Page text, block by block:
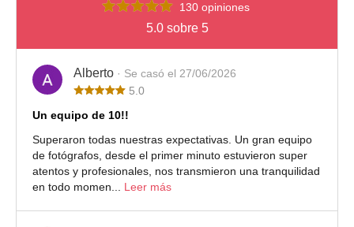
130 opiniones
5.0 sobre 5
Alberto · Se casó el 27/06/2026
5.0
Un equipo de 10!!
Superaron todas nuestras expectativas. Un gran equipo
de fotógrafos, desde el primer minuto estuvieron super
atentos y profesionales, nos transmieron una tranquilidad
en todo momen... Leer más